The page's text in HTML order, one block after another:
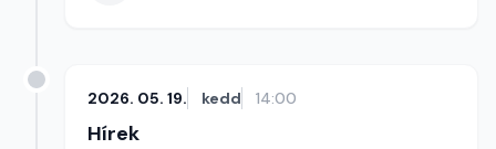
2026. 05. 19. kedd 14:00
Hírek